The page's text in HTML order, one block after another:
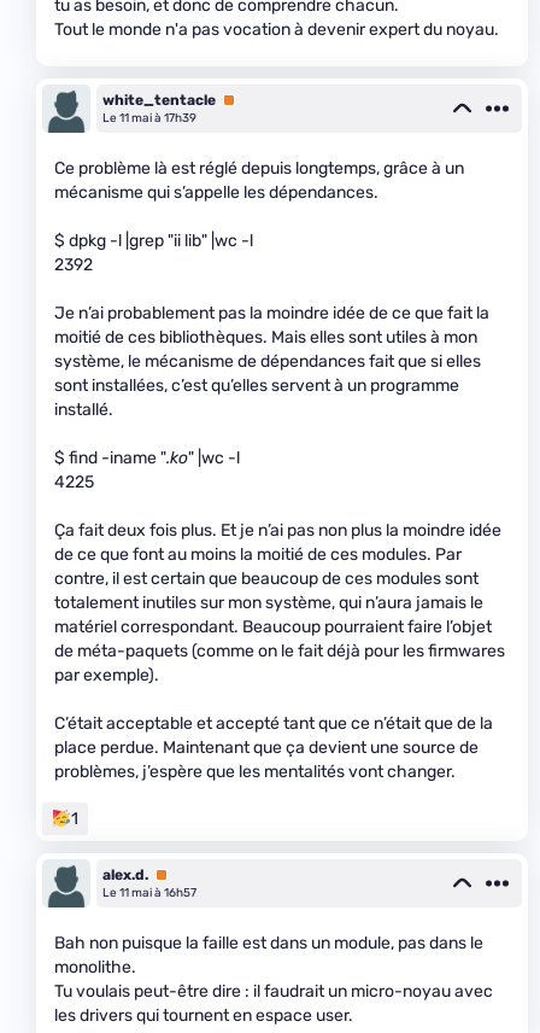
tu as besoin, et donc de comprendre chacun.
Tout le monde n'a pas vocation à devenir expert du noyau.
white_tentacle Premium
Le 11 mai à 17h39
Ce problème là est réglé depuis longtemps, grâce à un
mécanisme qui s’appelle les dépendances.
$ dpkg -l |grep "ii lib" |wc -l
2392
Je n’ai probablement pas la moindre idée de ce que fait la
moitié de ces bibliothèques. Mais elles sont utiles à mon
système, le mécanisme de dépendances fait que si elles
sont installées, c’est qu’elles servent à un programme
installé.
$ find -iname ".ko" |wc -l
4225
Ça fait deux fois plus. Et je n’ai pas non plus la moindre idée
de ce que font au moins la moitié de ces modules. Par
contre, il est certain que beaucoup de ces modules sont
totalement inutiles sur mon système, qui n’aura jamais le
matériel correspondant. Beaucoup pourraient faire l’objet
de méta-paquets (comme on le fait déjà pour les firmwares
par exemple).
C’était acceptable et accepté tant que ce n’était que de la
place perdue. Maintenant que ça devient une source de
problèmes, j’espère que les mentalités vont changer.
1
alex.d. Premium
Le 11 mai à 16h57
Bah non puisque la faille est dans un module, pas dans le
monolithe.
Tu voulais peut-être dire : il faudrait un micro-noyau avec
les drivers qui tournent en espace user.